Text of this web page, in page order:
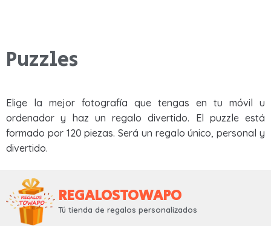
Puzzles
Elige la mejor fotografía que tengas en tu móvil u
ordenador y haz un regalo divertido. El puzzle está
formado por 120 piezas. Será un regalo único, personal y
divertido.
REGALOSTOWAPO
Tú tienda de regalos personalizados